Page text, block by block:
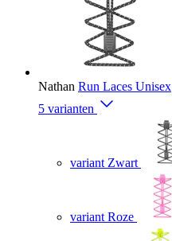
Nathan Run Laces Unisex
5 varianten
variant Zwart
variant Roze